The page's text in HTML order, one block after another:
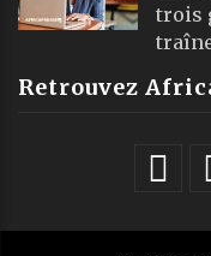
trois
Retrouvez